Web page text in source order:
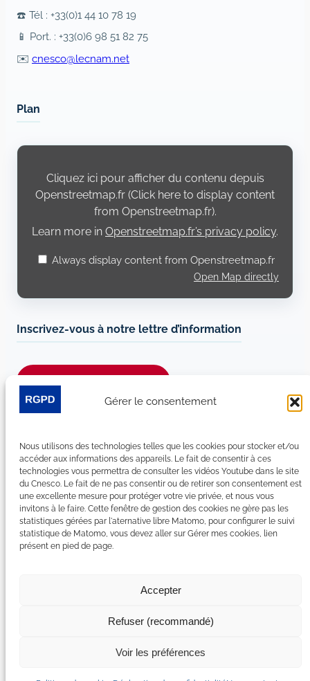
Gérer le consentement
Nous utilisons des technologies telles que les cookies pour stocker et/ou
accéder aux informations des appareils. Le fait de consentir à ces
technologies vous permettra de consulter les vidéos Youtube dans le site
du Cnesco. Le fait de ne pas consentir ou de retirer son consentement est
une excellente mesure pour protéger votre vie privée, et nous vous
invitons à le faire. Cette fenêtre de gestion des cookies ne gère pas les
statistiques gérées par l'aternative libre Matomo, pour configurer le suivi
statistique de Matomo, vous devez aller sur Gérer mes cookies, lien
présent en pied de page.
Accepter
Refuser (recommandé)
Voir les préférences
☎️ Tél : +33(0)1 44 10 78 19
📱 Port. : +33(0)6 98 51 82 75
✉️ cnesco@lecnam.net
Plan
Display
Openstreetmap.fr
Cliquez ici pour afficher du contenu depuis
Openstreetmap.fr (Click here to display content
from Openstreetmap.fr).
Learn more in Openstreetmap.fr’s privacy policy.
Always display content from Openstreetmap.fr
Open Map directly
Inscrivez-vous à notre lettre d’information
LinkedIn
YouTube
Facebook
Bluesky
Plan du site
Mentions légales
Gérer mes cookies
Déclaration de confidentialité